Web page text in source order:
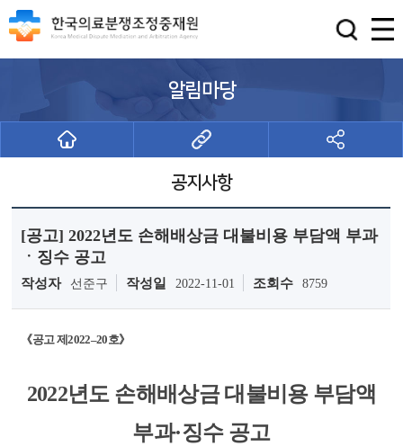
알림마당
공지사항
[공고] 2022년도 손해배상금 대불비용 부담액 부과
ㆍ징수 공고
작성자 선준구 작성일 2022-11-01 조회수 8759
《공고 제2022–20호》
2022년도 손해배상금 대불비용 부담액
부과·징수 공고